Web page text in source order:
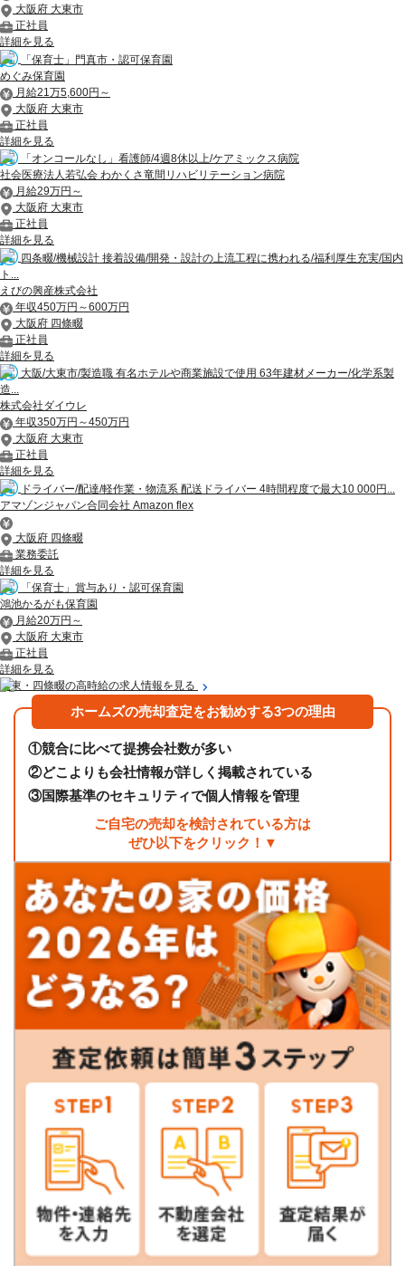
大阪府 大東市
正社員
詳細を見る
「保育士」門真市・認可保育園
めぐみ保育園
月給21万5,600円～
大阪府 大東市
正社員
詳細を見る
「オンコールなし」看護師/4週8休以上/ケアミックス病院
社会医療法人若弘会 わかくさ竜間リハビリテーション病院
月給29万円～
大阪府 大東市
正社員
詳細を見る
四条畷/機械設計 接着設備/開発・設計の上流工程に携われる/福利厚生充実/国内
ト...
えびの興産株式会社
年収450万円～600万円
大阪府 四條畷
正社員
詳細を見る
大阪/大東市/製造職 有名ホテルや商業施設で使用 63年建材メーカー/化学系製
造...
株式会社ダイウレ
年収350万円～450万円
大阪府 大東市
正社員
詳細を見る
ドライバー/配達/軽作業・物流系 配送ドライバー 4時間程度で最大10 000円...
アマゾンジャパン合同会社 Amazon flex
大阪府 四條畷
業務委託
詳細を見る
「保育士」賞与あり・認可保育園
鴻池かるがも保育園
月給20万円～
大阪府 大東市
正社員
詳細を見る
大東・四條畷の高時給の求人情報を見る
ホームズの売却査定をお勧めする3つの理由
①競合に比べて提携会社数が多い
②どこよりも会社情報が詳しく掲載されている
③国際基準のセキュリティで個人情報を管理
ご自宅の売却を検討されている方は
ぜひ以下をクリック！▼